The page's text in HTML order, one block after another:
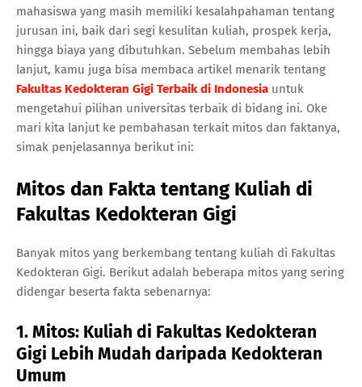
mahasiswa yang masih memiliki kesalahpahaman tentang
jurusan ini, baik dari segi kesulitan kuliah, prospek kerja,
hingga biaya yang dibutuhkan. Sebelum membahas lebih
lanjut, kamu juga bisa membaca artikel menarik tentang
Fakultas Kedokteran Gigi Terbaik di Indonesia untuk
mengetahui pilihan universitas terbaik di bidang ini. Oke
mari kita lanjut ke pembahasan terkait mitos dan faktanya,
simak penjelasannya berikut ini:
Mitos dan Fakta tentang Kuliah di
Fakultas Kedokteran Gigi
Banyak mitos yang berkembang tentang kuliah di Fakultas
Kedokteran Gigi. Berikut adalah beberapa mitos yang sering
didengar beserta fakta sebenarnya:
1. Mitos: Kuliah di Fakultas Kedokteran
Gigi Lebih Mudah daripada Kedokteran
Umum